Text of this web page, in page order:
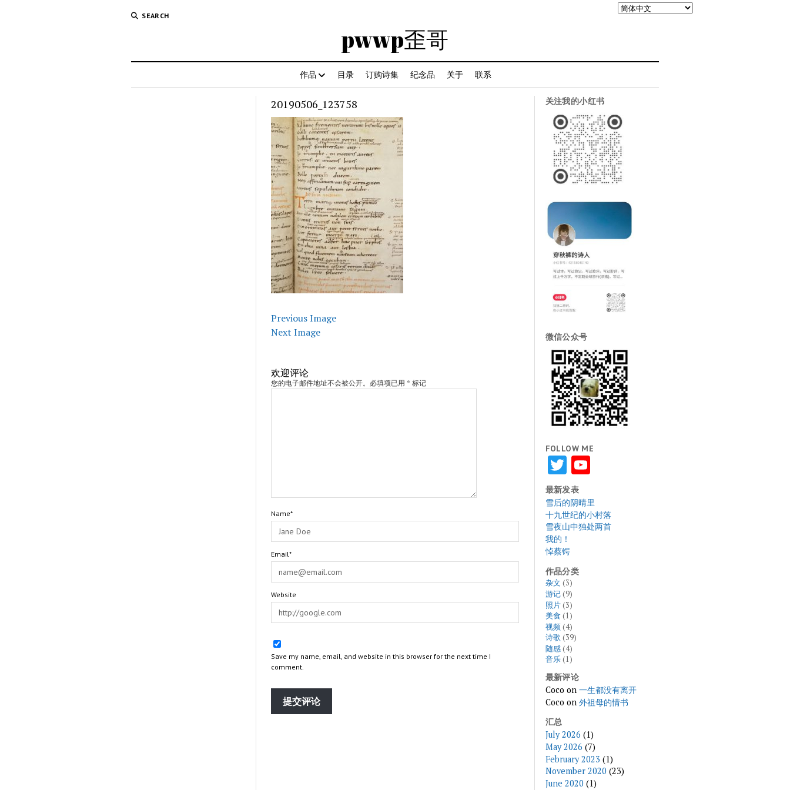
SEARCH
pwwp歪哥
作品 目录 订购诗集 纪念品 关于 联系
20190506_123758
Previous Image
Next Image
欢迎评论
您的电子邮件地址不会被公开。必填项已用 * 标记
Name*
Email*
Website
Save my name, email, and website in this browser for the next time I
comment.
关注我的小红书
微信公众号
FOLLOW ME
TwitterYouTube
最新发表
雪后的阴晴里
十九世纪的小村落
雪夜山中独处两首
我的！
悼蔡锷
作品分类
杂文 (3)
游记(9)
照片(3)
美食 (1)
视频(4)
诗歌 (39)
随感(4)
音乐(1)
最新评论
Coco on 一生都没有离开
Coco on 外祖母的情书
汇总
July 2026 (1)
May 2026 (7)
February 2023 (1)
November 2020 (23)
June 2020 (1)